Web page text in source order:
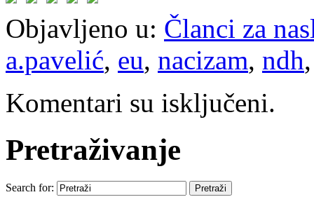
Objavljeno u: Članci za
a.pavelić, eu, nacizam, ndh
Komentari su isključeni.
Pretraživanje
Search for: